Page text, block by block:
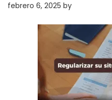
febrero 6, 2025 by